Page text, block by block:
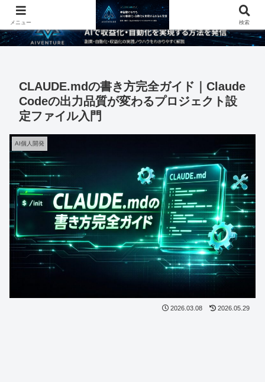
CLAUDE.mdの書き方完全ガイド｜Claude
Codeの出力品質が変わるプロジェクト設
定ファイル入門
AI個人開発
2026.03.08 2026.05.29
メニュー 検索